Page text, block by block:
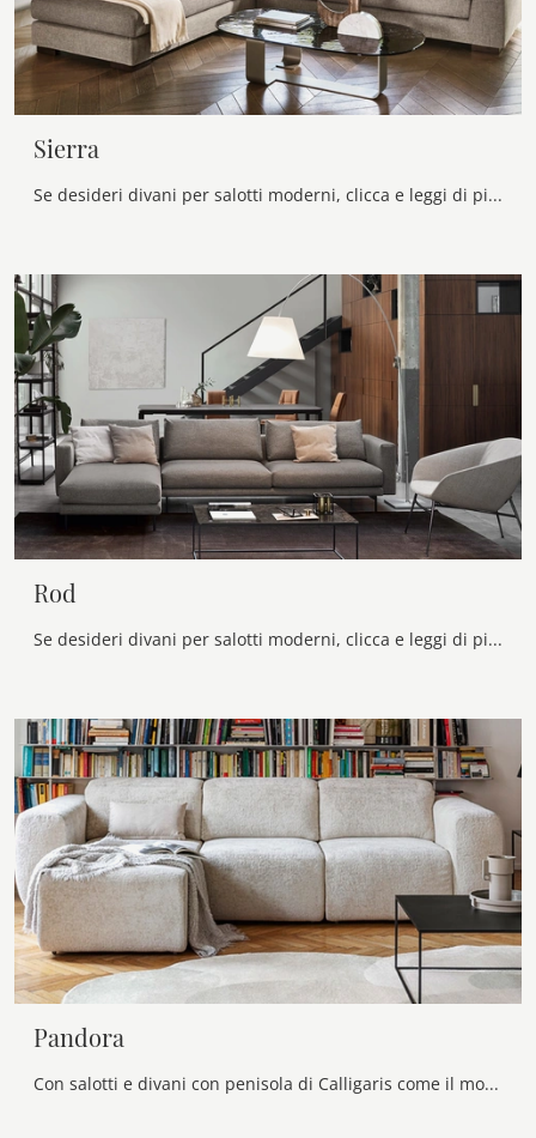
Sierra
Se desideri divani per salotti moderni, clicca e leggi di più sul modello Sierra in tessuto della firma Calligaris.
Rod
Se desideri divani per salotti moderni, clicca e leggi di più sul modello Rod in tessuto della marca Calligaris.
Pandora
Con salotti e divani con penisola di Calligaris come il modello Pandora in tessuto, potrai ultimare il tuo concept d'arredo.